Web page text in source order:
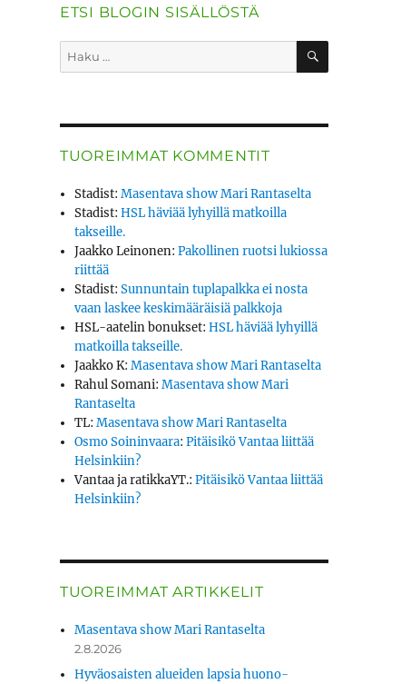
ETSI BLOGIN SISÄLLÖSTÄ
Etsi: HAKU
TUOREIMMAT KOMMENTIT
Stadist:Masentava show Mari Rantaselta
Stadist:HSL häviää lyhyillä matkoilla
takseille.
Jaakko Leinonen:Pakollinen ruotsi lukiossa
riittää
Stadist:Sunnuntain tuplapalkka ei nosta
vaan laskee keskimääräisiä palkkoja
HSL-aatelin bonukset:HSL häviää lyhyillä
matkoilla takseille.
Jaakko K:Masentava show Mari Rantaselta
Rahul Somani:Masentava show Mari
Rantaselta
TL:Masentava show Mari Rantaselta
Osmo Soininvaara:Pitäisikö Vantaa liittää
Helsinkiin?
Vantaa ja ratikkaYT.:Pitäisikö Vantaa liittää
Helsinkiin?
TUOREIMMAT ARTIKKELIT
Masentava show Mari Rantaselta
2.8.2026
Hyväosaisten alueiden lapsia huono-